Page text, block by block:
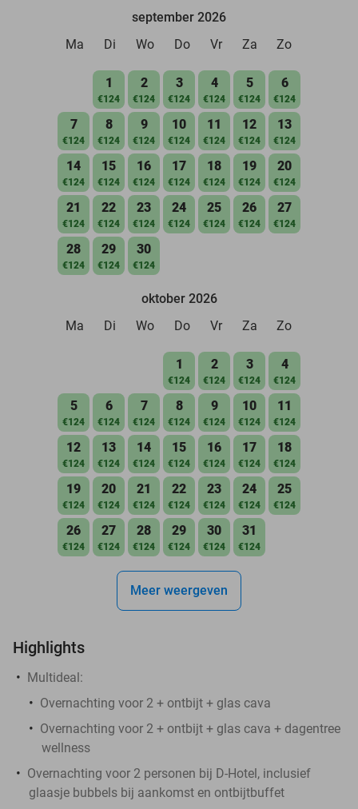
september 2026
Ma
Di Wo Do Vr Za Zo
1
€124
2
€124
3
€124
4
€124
5
€124
6
€124
7
€124
8
€124
9
€124
10
€124
11
€124
12
€124
13
€124
14
€124
15
€124
16
€124
17
€124
18
€124
19
€124
20
€124
21
€124
22
€124
23
€124
24
€124
25
€124
26
€124
27
€124
28
€124
29
€124
30
€124
oktober 2026
Ma
Di Wo Do Vr Za Zo
1
€124
2
€124
3
€124
4
€124
5
€124
6
€124
7
€124
8
€124
9
€124
10
€124
11
€124
12
€124
13
€124
14
€124
15
€124
16
€124
17
€124
18
€124
19
€124
20
€124
21
€124
22
€124
23
€124
24
€124
25
€124
26
€124
27
€124
28
€124
29
€124
30
€124
31
€124
Meer weergeven
Highlights
Multideal:
Overnachting voor 2 + ontbijt + glas cava
Overnachting voor 2 + ontbijt + glas cava + dagentree
wellness
Overnachting voor 2 personen bij D-Hotel, inclusief
glaasje bubbels bij aankomst en ontbijtbuffet